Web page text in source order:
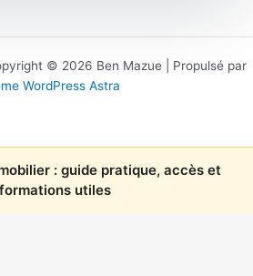
© 2026 Ben Mazue | Propulsé par
WordPress Astra
: guide pratique, accès et
utiles